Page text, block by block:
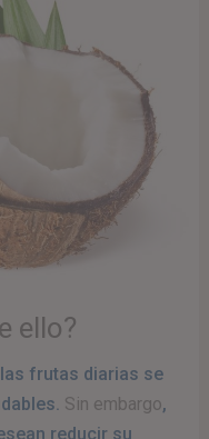
ello?
las frutas diarias se
Sin embargo,
reducir su